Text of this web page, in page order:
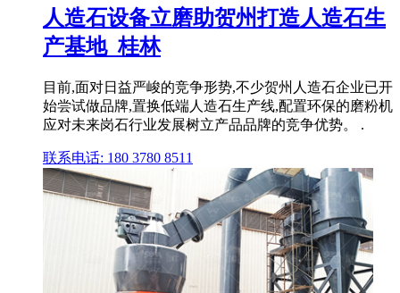
人造石设备立磨助贺州打造人造石生
产基地_桂林
目前,面对日益严峻的竞争形势,不少贺州人造石企业已开
始尝试做品牌,置换低端人造石生产线,配置环保的磨粉机
应对未来岗石行业发展树立产品品牌的竞争优势。 .
联系电话: 180 3780 8511